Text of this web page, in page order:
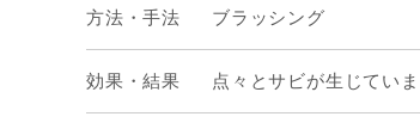
方法・手法 ブラッシング
効果・結果 点々とサビが生じてい